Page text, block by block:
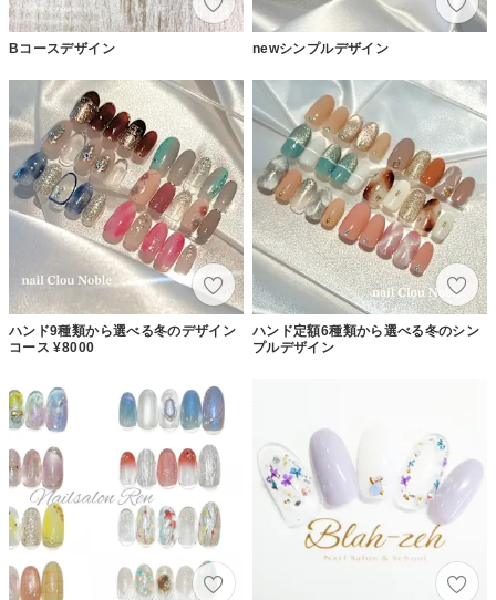
Bコースデザイン newシンプルデザイン
ハンド9種類から選べる冬のデザイン
コース ¥8000
ハンド定額6種類から選べる冬のシン
プルデザイン